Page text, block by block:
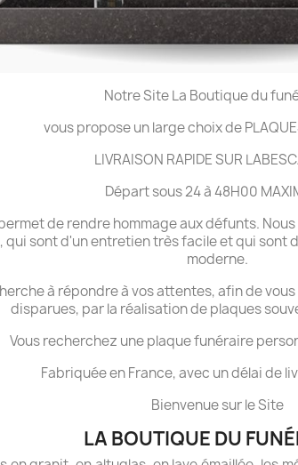
Notre Site La Boutique du
vous propose un large choix de
LIVRAISON RAPIDE SUR
Départ sous 24 à 48H00
de rendre hommage aux défunts.
qui sont d'un entretien très facile et qui
moderne.
à répondre à vos attentes, afin de
disparues, par la réalisation de plaques
Vous recherchez une plaque funéraire
Fabriquée en France, avec un délai de
Bienvenue sur le Site
LA BOUTIQUE DU